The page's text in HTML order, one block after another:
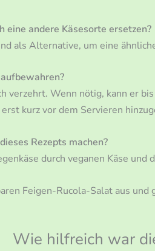
eine andere Käsesorte ersetzen?
als Alternative, um eine
verzehrt. Wenn nötig, kann er
kurz vor dem Servieren
dieses Rezepts machen?
durch veganen Käse
Feigen-Rucola-Salat aus
Wie hilfreich war